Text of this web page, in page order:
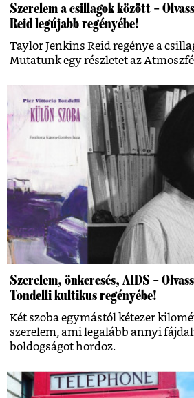
Szerelem a csillagok között –
Reid legújabb regényébe!
Taylor Jenkins Reid regénye a
Mutatunk egy részletet az
Szerelem, önkeresés, AIDS –
Tondelli kultikus regényébe!
Két szoba egymástól kétezer
szerelem, ami legalább annyi
boldogságot hordoz.